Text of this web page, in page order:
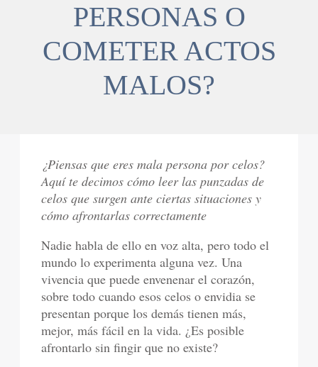
PERSONAS O
COMETER ACTOS
MALOS?
¿Piensas que eres mala persona por celos?
Aquí te decimos cómo leer las punzadas de
celos que surgen ante ciertas situaciones y
cómo afrontarlas correctamente
Nadie habla de ello en voz alta, pero todo el
mundo lo experimenta alguna vez. Una
vivencia que puede envenenar el corazón,
sobre todo cuando esos celos o envidia se
presentan porque los demás tienen más,
mejor, más fácil en la vida. ¿Es posible
afrontarlo sin fingir que no existe?